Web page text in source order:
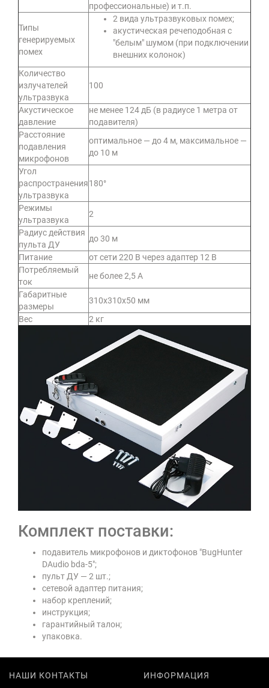
профессиональные) и т.п.
Типы
генерируемых
помех
2 вида ультразвуковых помех;
акустическая речеподобная с
"белым" шумом (при подключении
внешних колонок)
Количество
излучателей
ультразвука
100
Акустическое
давление
не менее 124 дБ (в радиусе 1 метра от
подавителя)
Расстояние
подавления
микрофонов
оптимальное — до 4 м, максимальное —
до 10 м
Угол
распространения
ультразвука
180°
Режимы
ультразвука
2
Радиус действия
пульта ДУ
до 30 м
Питание
от сети 220 В через адаптер 12 В
Потребляемый
ток
не более 2,5 А
Габаритные
размеры
310х310х50 мм
Вес
2 кг
Комплект поставки:
подавитель микрофонов и диктофонов "BugHunter
DAudio bda-5";
пульт ДУ — 2 шт.;
сетевой адаптер питания;
набор креплений;
инструкция;
гарантийный талон;
упаковка.
НАШИ КОНТАКТЫ
ИНФОРМАЦИЯ